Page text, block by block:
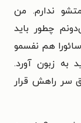
ندارم. من
چطور باید
هم نفسمو
به زبون آورد.
سر راهش قرار